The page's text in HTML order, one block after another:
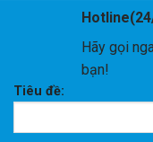
Hãy gọi
bạn!
Tiêu đề: